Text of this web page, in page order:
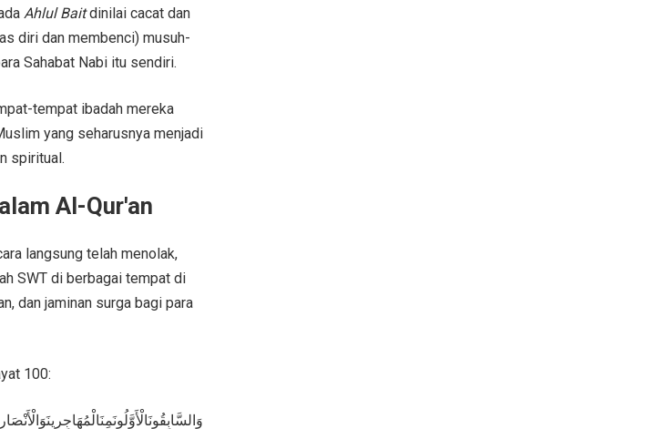
Ahlul Baitdinilai cacat dan
diri dan membenci) musuh-
Sahabat Nabi itu sendiri.
tempat ibadah mereka
yang seharusnya menjadi
spiritual.
Al-Qur'an
langsung telah menolak,
SWT di berbagai tempat di
dan jaminan surga bagi para
100: